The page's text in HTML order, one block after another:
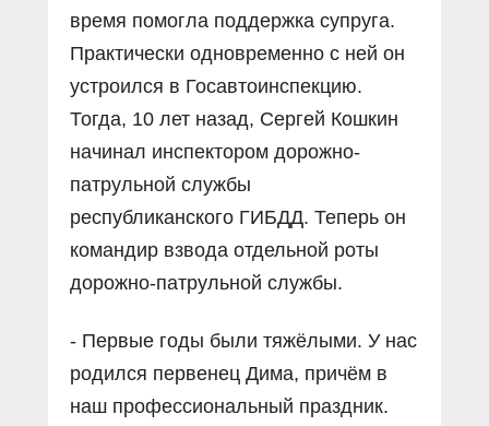
время помогла поддержка супруга.
Практически одновременно с ней он
устроился в Госавтоинспекцию.
Тогда, 10 лет назад, Сергей Кошкин
начинал инспектором дорожно-
патрульной службы
республиканского ГИБДД. Теперь он
командир взвода отдельной роты
дорожно-патрульной службы.
- Первые годы были тяжёлыми. У нас
родился первенец Дима, причём в
наш профессиональный праздник.